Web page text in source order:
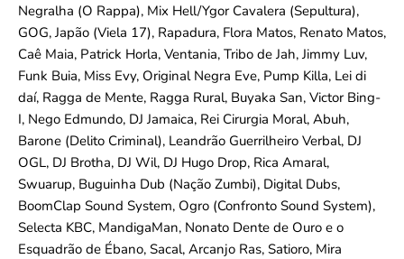
Negralha (O Rappa), Mix Hell/Ygor Cavalera (Sepultura),
GOG, Japão (Viela 17), Rapadura, Flora Matos, Renato Matos,
Caê Maia, Patrick Horla, Ventania, Tribo de Jah, Jimmy Luv,
Funk Buia, Miss Evy, Original Negra Eve, Pump Killa, Lei di
daí, Ragga de Mente, Ragga Rural, Buyaka San, Victor Bing-
I, Nego Edmundo, DJ Jamaica, Rei Cirurgia Moral, Abuh,
Barone (Delito Criminal), Leandrão Guerrilheiro Verbal, DJ
OGL, DJ Brotha, DJ Wil, DJ Hugo Drop, Rica Amaral,
Swuarup, Buguinha Dub (Nação Zumbi), Digital Dubs,
BoomClap Sound System, Ogro (Confronto Sound System),
Selecta KBC, MandigaMan, Nonato Dente de Ouro e o
Esquadrão de Ébano, Sacal, Arcanjo Ras, Satioro, Mira